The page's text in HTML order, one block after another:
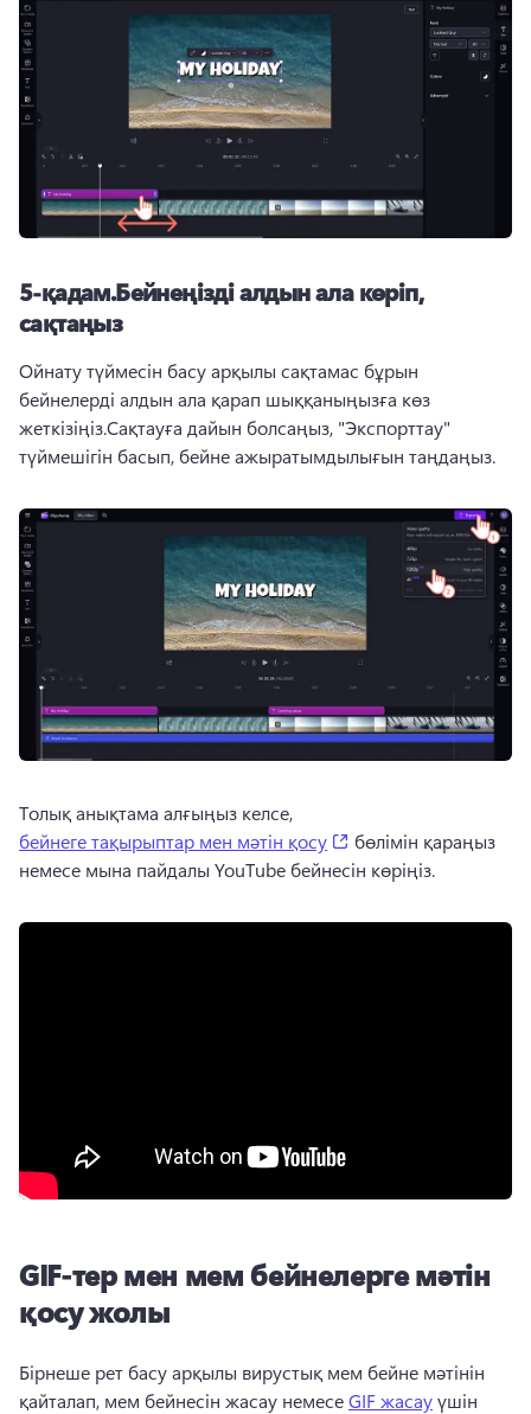
5-қадам.Бейнеңізді алдын ала көріп,
сақтаңыз
Ойнату түймесін басу арқылы сақтамас бұрын
бейнелерді алдын ала қарап шыққаныңызға көз
жеткізіңіз.Сақтауға дайын болсаңыз, "Экспорттау"
түймешігін басып, бейне ажыратымдылығын таңдаңыз.
Толық анықтама алғыңыз келсе,
бейнеге тақырыптар мен мәтін қосу
(opens in a new tab)
бөлімін қараңыз
немесе мына пайдалы YouTube бейнесін көріңіз.
GIF-тер мен мем бейнелерге мәтін
қосу жолы
Бірнеше рет басу арқылы вирустық мем бейне мәтінін
қайталап, мем бейнесін жасау немесе GIF жасау үшін